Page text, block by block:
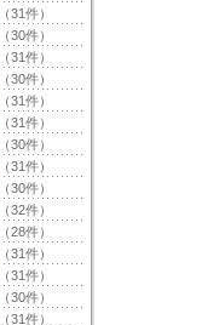
（31件）
（30件）
（31件）
（30件）
（31件）
（31件）
（30件）
（31件）
（30件）
（32件）
（28件）
（31件）
（31件）
（30件）
（31件）